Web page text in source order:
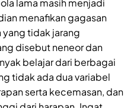
menafikan gagasan
tidak jarang
disebut neneor dan
belajar dari berbagai
tidak ada dua variabel
serta kecemasan, dan